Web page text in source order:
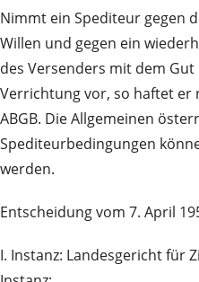
Nimmt ein Spediteur gegen
Willen und gegen ein
des Versenders mit dem
Verrichtung vor, so haftet er
ABGB. Die Allgemeinen
Spediteurbedingungen
werden.
Entscheidung vom 7. April
I. Instanz: Landesgericht für